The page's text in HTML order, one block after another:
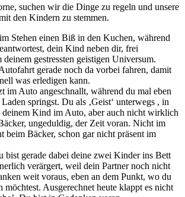
suchen wir die Dinge zu regeln und unsere
den Kindern zu stemmen.
Stehen einen Biß in den Kuchen, während
dein Kind neben dir, frei
deinem gestressten geistigen Universum.
gerade noch da vorbei fahren, damit
was erledigen kann.
im Auto angeschnallt, während du mal eben
springst. Du als ‚Geist‘ unterwegs , in
deinem Kind im Auto, aber auch nicht wirklich
ungeduldig, der Zeit voran. Nicht im
beim Bäcker, schon gar nicht präsent im
bist gerade dabei deine zwei Kinder ins Bett
verärgert, weil dein Partner noch nicht
weit voraus, eben an dem Punkt, wo du
möchtest. Ausgerechnet heute klappt es nicht